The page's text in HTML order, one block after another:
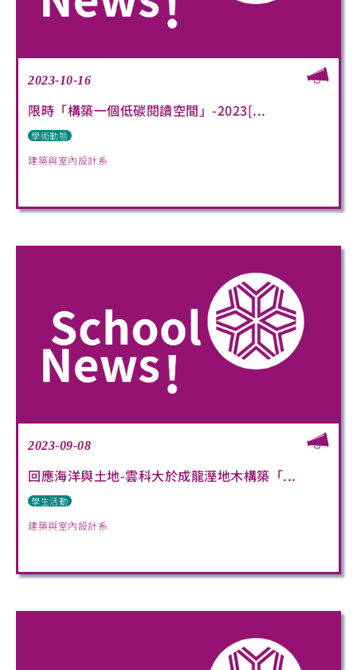
2023-10-16
限時「構築一個低碳閱讀空間」-2023[...
學術動態
建築與室內設計系
2023-09-08
回應海洋與土地-雲科大於成龍溼地木構築「...
學生活動
建築與室內設計系